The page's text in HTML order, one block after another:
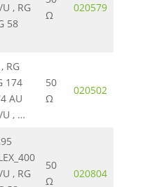
, RG
58
Ω
020579
RG
174
AU
U , …
50
Ω
020502
, RG
50
Ω
020804